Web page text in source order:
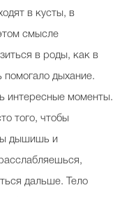
в кусты, в
смысле
в роды, как в
дыхание.
интересные моменты.
того, чтобы
дышишь и
дальше. Тело